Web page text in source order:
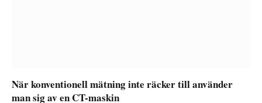
När konventionell mätning inte räcker till använder
man sig av en CT-maskin